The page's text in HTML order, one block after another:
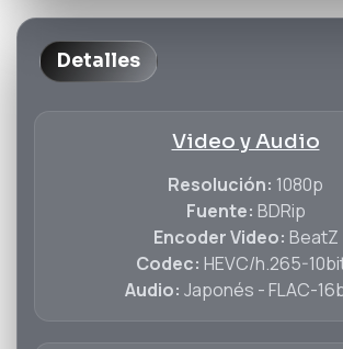
Detalles
Video y Audio
Resolución: 1080p
Fuente: BDRip
Encoder Video: BeatZ
Codec: HEVC/h.265-
Audio: Japonés - FLAC-